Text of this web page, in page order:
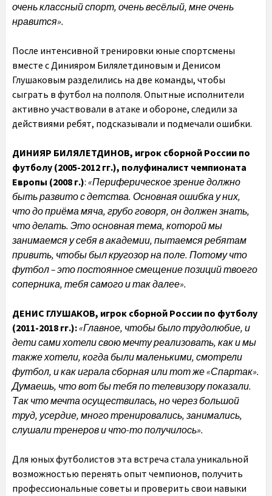
очень классный спорт, очень весёлый, мне очень
нравится».
После интенсивной тренировки юные спортсмены
вместе с Динияром Билялетдиновым и Денисом
Глушаковым разделились на две команды, чтобы
сыграть в футбол на полполя. Опытные исполнители
активно участвовали в атаке и обороне, следили за
действиями ребят, подсказывали и подмечали ошибки.
ДИНИЯР БИЛЯЛЕТДИНОВ, игрок сборной России по
футболу (2005-2012 гг.), полуфиналист чемпионата
Европы (2008 г.): «Периферическое зрение должно
быть развито с детства. Основная ошибка у них,
что до приёма мяча, грубо говоря, он должен знать,
что делать. Это основная тема, которой мы
занимаемся у себя в академии, пытаемся ребятам
привить, чтобы был кругозор на поле. Потому что
футбол – это постоянное смещение позиций твоего
соперника, тебя самого и так далее».
ДЕНИС ГЛУШАКОВ, игрок сборной России по футболу
(2011-2018 гг.):«Главное, чтобы было трудолюбие, и
дети сами хотели свою мечту реализовать, как и мы
также хотели, когда были маленькими, смотрели
футбол, и как играла сборная или тот же «Спартак».
Думаешь, что вот бы тебя по телевизору показали.
Так что мечта осуществилась, но через большой
труд, усердие, много тренировались, занимались,
слушали тренеров и что-то получилось».
Для юных футболистов эта встреча стала уникальной
возможностью перенять опыт чемпионов, получить
профессиональные советы и проверить свои навыки